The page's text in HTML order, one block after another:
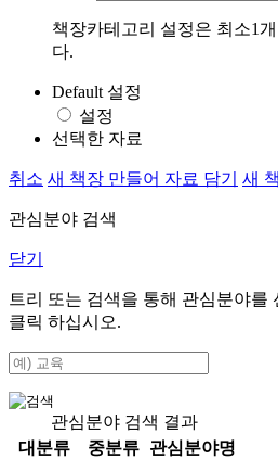
책장카테고리 설정은 최소1
다.
Default 설정
설정
선택한 자료
취소 새 책장 만들어 자료 담기 새
관심분야 검색
닫기
트리 또는 검색을 통해 관심분야를
클릭 하십시오.
관심분야 검색 결과
대분류
중분류
관심분야명